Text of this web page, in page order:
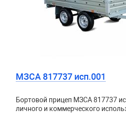
МЗСА 817737 исп.001
Бортовой прицеп МЗСА 817737
личного и коммерческого